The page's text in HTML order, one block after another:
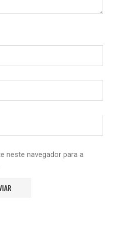
neste navegador para a